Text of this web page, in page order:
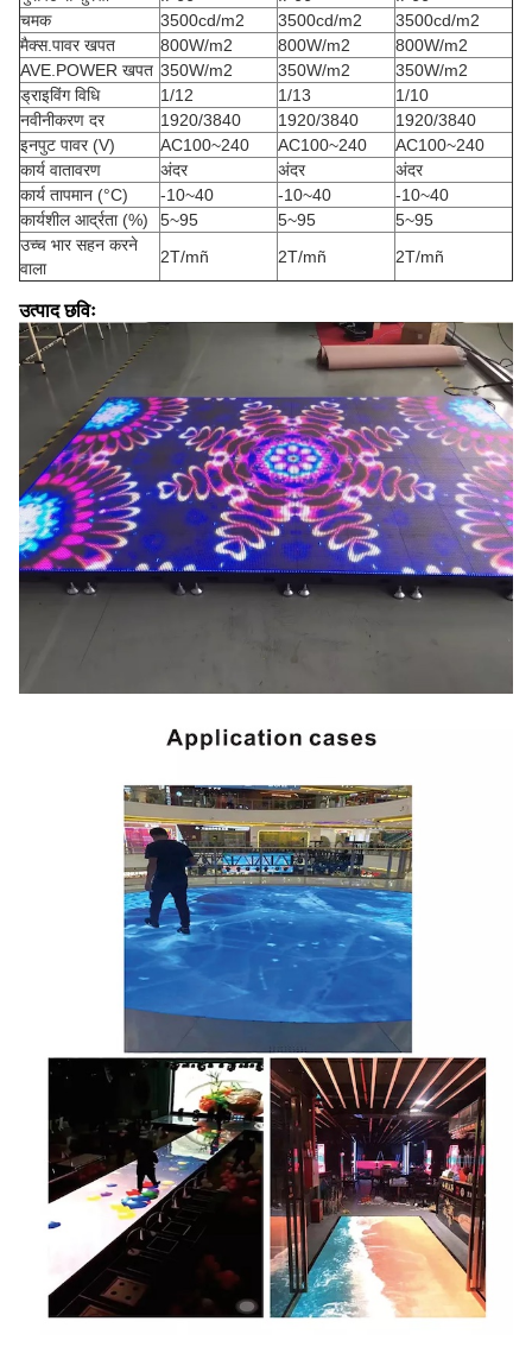
चमक
3500cd/m2 3500cd/m2
3500cd/m2
मैक्स.पावर खपत
800W/m2 800W/m2
800W/m2
AVE.POWER खपत 350W/m2 350W/m2
350W/m2
ड्राइविंग विधि
1/12 1/13
1/10
नवीनीकरण दर
1920/3840 1920/3840
1920/3840
इनपुट पावर (V)
AC100~240 AC100~240
AC100~240
कार्य वातावरण
अंदर अंदर
अंदर
कार्य तापमान (°C)
-10~40 -10~40
-10~40
कार्यशील आर्द्रता (%)
5~95 5~95
5~95
उच्च भार सहन करने
वाला
2T/mñ 2T/mñ 2T/mñ
उत्पाद छविः